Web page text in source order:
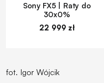
Sony FX5 | Raty do
30x0%
22 999 zł
fot. Igor Wójcik